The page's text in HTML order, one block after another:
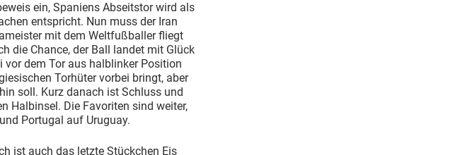
ein, Spaniens Abseitstor wird als
entspricht. Nun muss der Iran
mit dem Weltfußballer fliegt
die Chance, der Ball landet mit Glück
vor dem Tor aus halblinker Position
Torhüter vorbei bringt, aber
soll. Kurz danach ist Schluss und
Halbinsel. Die Favoriten sind weiter,
Portugal auf Uruguay.
ist auch das letzte Stückchen Eis